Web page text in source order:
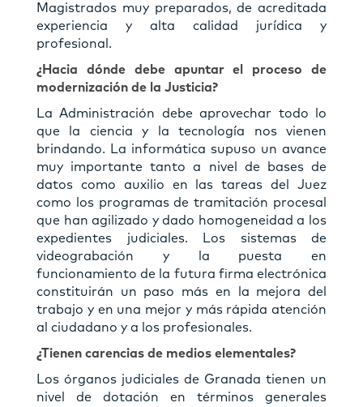
Magistrados muy preparados, de acreditada
experiencia y alta calidad jurídica y
profesional.
¿Hacia dónde debe apuntar el proceso de
modernización de la Justicia?
La Administración debe aprovechar todo lo
que la ciencia y la tecnología nos vienen
brindando. La informática supuso un avance
muy importante tanto a nivel de bases de
datos como auxilio en las tareas del Juez
como los programas de tramitación procesal
que han agilizado y dado homogeneidad a los
expedientes judiciales. Los sistemas de
videograbación y la puesta en
funcionamiento de la futura ﬁrma electrónica
constituirán un paso más en la mejora del
trabajo y en una mejor y más rápida atención
al ciudadano y a los profesionales.
¿Tienen carencias de medios elementales?
Los órganos judiciales de Granada tienen un
nivel de dotación en términos generales